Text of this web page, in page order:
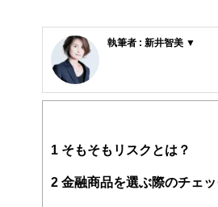
執筆者 : 新井智美 ▼
（保有資格）
・DC(確定拠出年金)プラ
・住宅ローンアドバイザ
マネーコンサルタントと
1 そもそもリスクとは？
2 金融商品を選ぶ際のチェ